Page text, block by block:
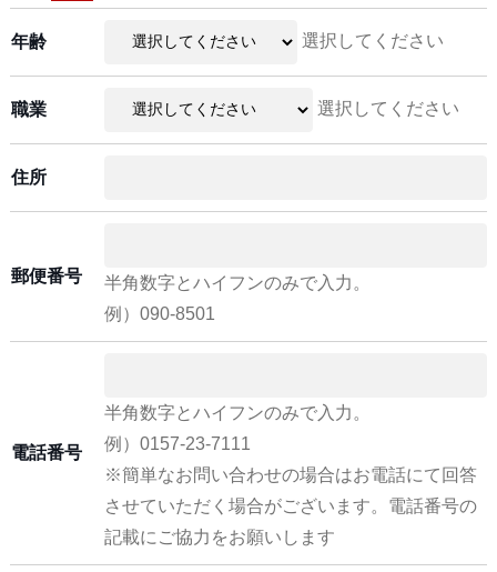
年齢 選択してください
職業 選択してください
住所
郵便番号
半角数字とハイフンのみで入力。
例）090-8501
電話番号
半角数字とハイフンのみで入力。
例）0157-23-7111
※簡単なお問い合わせの場合はお電話にて回答
させていただく場合がございます。電話番号の
記載にご協力をお願いします